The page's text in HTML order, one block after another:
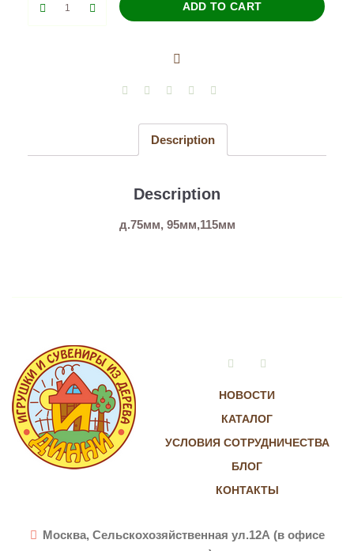
ADD TO CART
Description
Description
д.75мм, 95мм,115мм
НОВОСТИ
КАТАЛОГ
УСЛОВИЯ СОТРУДНИЧЕСТВА
БЛОГ
КОНТАКТЫ
VkontakteInstagram
Москва, Сельскохозяйственная ул.12А (в офисе